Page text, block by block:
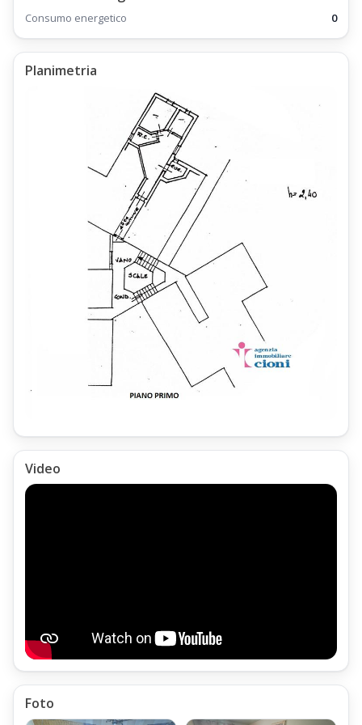
gli appartamenti presenti all'interno della Frazione di Montagna
della Doganaccia,
tra i quali l'Appartamento Trilocale Doganaccia Cutigliano Mq 65
tramite i mezzi di trasporto pubblico della Compagnia
Autolinee Toscane
è possibile raggiungere la località e le Piste da Sci di
Cutigliano
L'Appartamento Trilocale Doganaccia Mq 65 Piano Primo,
il Melo;
Peraltro all'interno della Località Il Melo di Cutigliano,
si trovano alcuni servizi essenziali,
tra i quali un Alimentari con Edicola,
Consumo energetico 0
Planimetria
Video
Foto